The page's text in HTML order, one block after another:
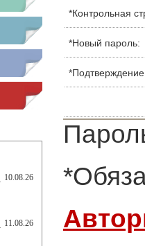
10.08.26
11.08.26
*Контрольная
*Новый пароль:
*
*